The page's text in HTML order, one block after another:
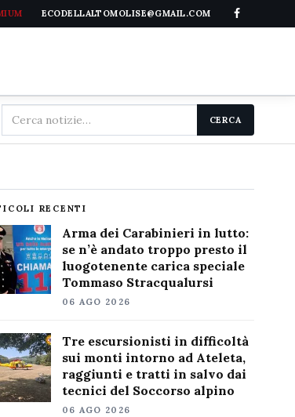
ECODELLALTOMOLISE@GMAIL.COM
Cerca
nel
CERCA
RECENTI
Arma dei Carabinieri in lutto:
se n’è andato troppo presto il
luogotenente carica speciale
Tommaso Stracqualursi
06 AGO 2026
Tre escursionisti in difficoltà
sui monti intorno ad Ateleta,
raggiunti e tratti in salvo dai
tecnici del Soccorso alpino
06 AGO 2026